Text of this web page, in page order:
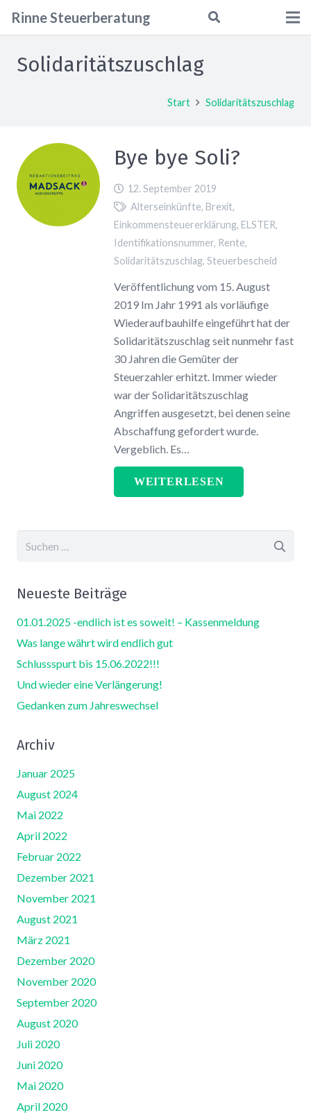
RinneSteuerberatung
Solidaritätszuschlag
Start Solidaritätszuschlag
Bye bye Soli?
12. September 2019
Alterseinkünfte, Brexit,
Einkommensteuererklärung, ELSTER,
Identifikationsnummer, Rente,
Solidaritätszuschlag, Steuerbescheid
Veröffentlichung vom 15. August
2019 Im Jahr 1991 als vorläufige
Wiederaufbauhilfe eingeführt hat der
Solidaritätszuschlag seit nunmehr fast
30 Jahren die Gemüter der
Steuerzahler erhitzt. Immer wieder
war der Solidaritätszuschlag
Angriffen ausgesetzt, bei denen seine
Abschaffung gefordert wurde.
Vergeblich. Es…
WEITERLESEN
Neueste Beiträge
01.01.2025 -endlich ist es soweit! – Kassenmeldung
Was lange währt wird endlich gut
Schlussspurt bis 15.06.2022!!!
Und wieder eine Verlängerung!
Gedanken zum Jahreswechsel
Archiv
Januar 2025
August 2024
Mai 2022
April 2022
Februar 2022
Dezember 2021
November 2021
August 2021
März 2021
Dezember 2020
November 2020
September 2020
August 2020
Juli 2020
Juni 2020
Mai 2020
April 2020